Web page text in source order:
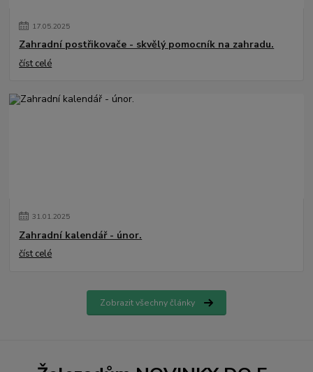
17.05.2025
Zahradní postřikovače - skvělý pomocník na zahradu.
číst celé
31.01.2025
Zahradní kalendář - únor.
číst celé
Zobrazit všechny články